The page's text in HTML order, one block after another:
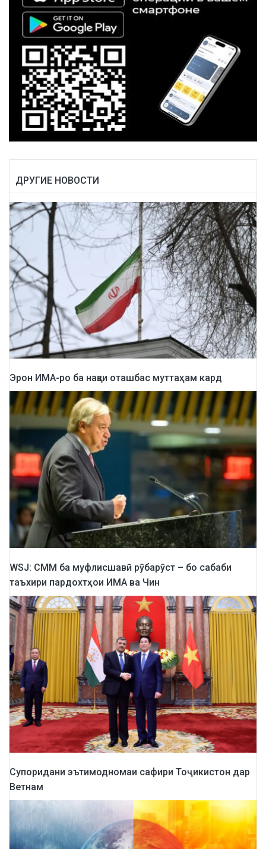
ДРУГИЕ НОВОСТИ
Эрон ИМА-ро ба нақзи оташбас муттаҳам кард
WSJ: СММ ба муфлисшавӣ рӯбарӯст – бо сабаби
таъхири пардохтҳои ИМА ва Чин
Супоридани эътимодномаи сафири Тоҷикистон дар
Ветнам